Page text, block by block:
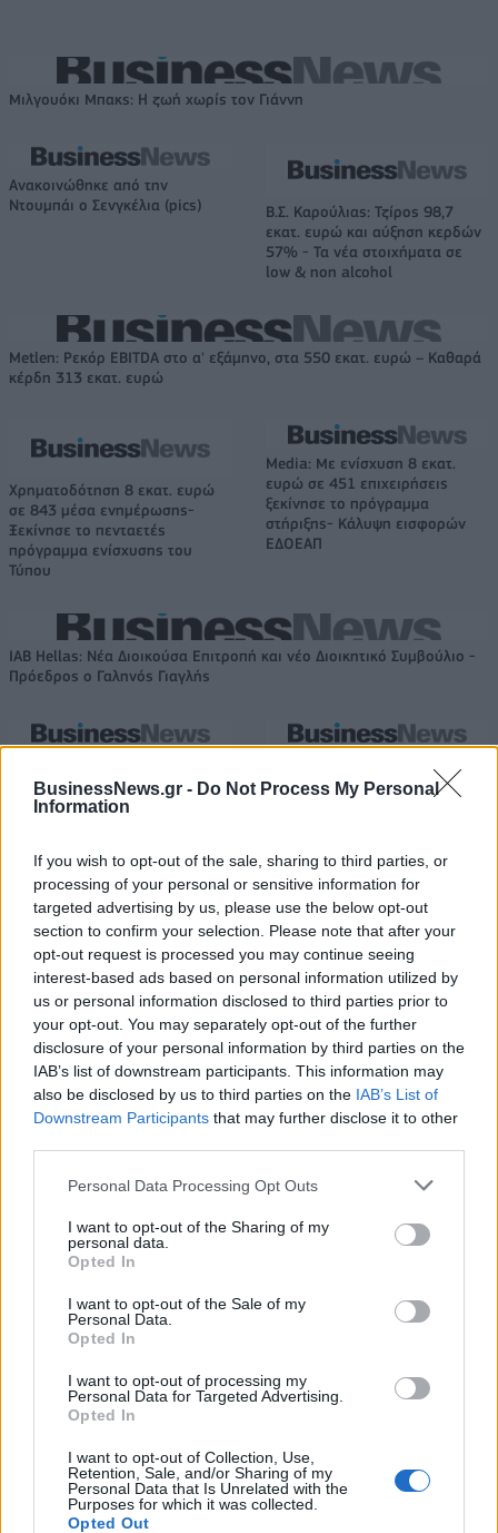
BusinessNews.gr - Do Not Process My Personal
Information
If you wish to opt-out of the sale, sharing to third parties, or
processing of your personal or sensitive information for
targeted advertising by us, please use the below opt-out
section to confirm your selection. Please note that after your
opt-out request is processed you may continue seeing
interest-based ads based on personal information utilized by
us or personal information disclosed to third parties prior to
your opt-out. You may separately opt-out of the further
disclosure of your personal information by third parties on the
IAB’s list of downstream participants. This information may
also be disclosed by us to third parties on the IAB’s List of
Downstream Participants that may further disclose it to other
Personal Data Processing Opt Outs
I want to opt-out of the Sharing of my
personal data.
Opted In
I want to opt-out of the Sale of my
Personal Data.
Opted In
I want to opt-out of processing my
Personal Data for Targeted Advertising.
Opted In
I want to opt-out of Collection, Use,
Retention, Sale, and/or Sharing of my
Personal Data that Is Unrelated with the
Purposes for which it was collected.
Opted Out
Μιλγουόκι Μπακς: Η ζωή χωρίς τον Γιάννη
Ανακοινώθηκε από την
Ντουμπάι ο Σενγκέλια (pics)
Β.Σ. Καρούλιας: Τζίρος 98,7
εκατ. ευρώ και αύξηση κερδών
57% - Τα νέα στοιχήματα σε
low & non alcohol
Metlen: Ρεκόρ EBITDA στο α' εξάμηνο, στα 550 εκατ. ευρώ – Καθαρά
κέρδη 313 εκατ. ευρώ
Χρηματοδότηση 8 εκατ. ευρώ
σε 843 μέσα ενημέρωσης-
Ξεκίνησε το πενταετές
πρόγραμμα ενίσχυσης του
Τύπου
Media: Με ενίσχυση 8 εκατ.
ευρώ σε 451 επιχειρήσεις
ξεκίνησε το πρόγραμμα
στήριξης- Κάλυψη εισφορών
ΕΔΟΕΑΠ
IAB Hellas: Νέα Διοικούσα Επιτροπή και νέο Διοικητικό Συμβούλιο -
Πρόεδρος ο Γαληνός Γιαγλής
την κορυφή της
αποδοτικότητας
δολάρια στην KG Mobility
Το FIAT 500 Hybrid τώρα από 18.990 ευρώ
Πήρε τον Αλέρικ Φρίμαν ο
Θανάσης Σπανούλης: "Θα είμαι
χαρούμενος με ένα μετάλλιο"
HELLENiQ ENERGY: Κέρδη 393 εκατ. ευρώ στο α' εξάμηνο – Στα 734
εκατ. ευρώ τα EBITDA
ο τζίρος στο α' εξάμηνο, στα 4,3
δισ. ευρώ – Στα 446 εκατ. ευρώ
τα EBITDA
δισ. ευρώ ως το 2028 για την
αναδιάρθρωσης
ΟΤΕ στη διεθνή σειρά δεικτών
FTSE4Good